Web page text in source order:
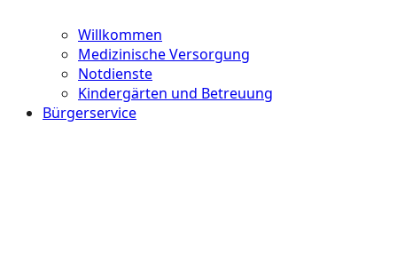
Willkommen
Medizinische Versorgung
Notdienste
Kindergärten und Betreuung
Bürgerservice